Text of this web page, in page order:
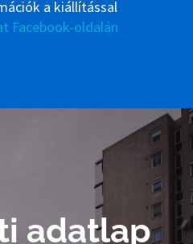
a kiállítással
Facebook-oldalán
adatlap